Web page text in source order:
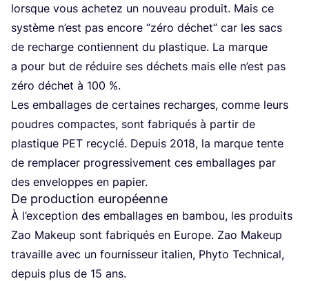
lorsque vous ache­tez un nou­veau pro­duit. Mais ce
sys­tème n’est pas encore “zéro déchet” car les sacs
de recharge contiennent du plas­tique. La marque
a pour but de réduire ses déchets mais elle n’est pas
zéro déchet à 100 %.
Les embal­lages de cer­taines recharges, comme leurs
poudres com­pactes, sont fabri­qués à par­tir de
plas­tique PET recy­clé. Depuis 2018, la marque tente
de rem­pla­cer pro­gres­si­ve­ment ces embal­lages par
des enve­loppes en papier.
De production européenne
À l’ex­cep­tion des embal­lages en bam­bou, les pro­duits
Zao Makeup sont fabri­qués en Europe. Zao Makeup
tra­vaille avec un four­nis­seur ita­lien, Phy­to Tech­ni­cal,
depuis plus de 15 ans.